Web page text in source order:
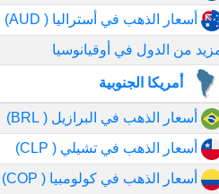
أسعار الذهب في أستراليا ( AUD)
من الدول في أوقيانوسيا
أمريكا الجنوبية
أسعار الذهب في البرازيل ( BRL)
أسعار الذهب في تشيلي ( CLP)
أسعار الذهب في كولومبيا ( COP)